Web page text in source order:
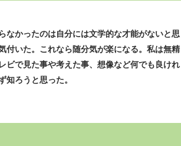
かったのは自分には文学的な才能がないと思
付いた。これなら随分気が楽になる。私は無精
ビで見た事や考えた事、想像など何でも良けれ
ろうと思った。